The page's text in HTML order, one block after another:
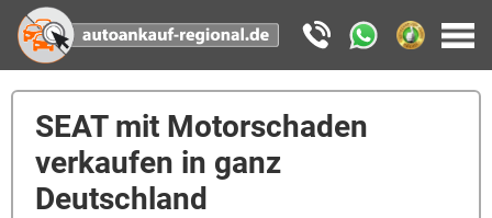
SEAT mit Motorschaden
verkaufen in ganz
Deutschland